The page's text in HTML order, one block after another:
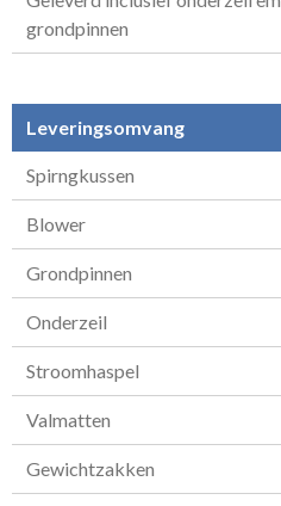
grondpinnen
Leveringsomvang
Spirngkussen
Blower
Grondpinnen
Onderzeil
Stroomhaspel
Valmatten
Gewichtzakken